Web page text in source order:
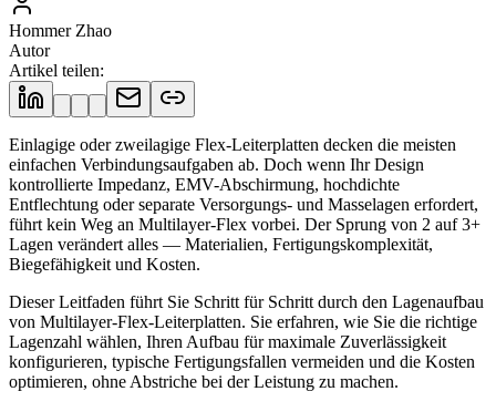
Hommer Zhao
Autor
Artikel teilen:
Einlagige oder zweilagige Flex-Leiterplatten decken die meisten
einfachen Verbindungsaufgaben ab. Doch wenn Ihr Design
kontrollierte Impedanz, EMV-Abschirmung, hochdichte
Entflechtung oder separate Versorgungs- und Masselagen erfordert,
führt kein Weg an Multilayer-Flex vorbei. Der Sprung von 2 auf 3+
Lagen verändert alles — Materialien, Fertigungskomplexität,
Biegefähigkeit und Kosten.
Dieser Leitfaden führt Sie Schritt für Schritt durch den Lagenaufbau
von Multilayer-Flex-Leiterplatten. Sie erfahren, wie Sie die richtige
Lagenzahl wählen, Ihren Aufbau für maximale Zuverlässigkeit
konfigurieren, typische Fertigungsfallen vermeiden und die Kosten
optimieren, ohne Abstriche bei der Leistung zu machen.